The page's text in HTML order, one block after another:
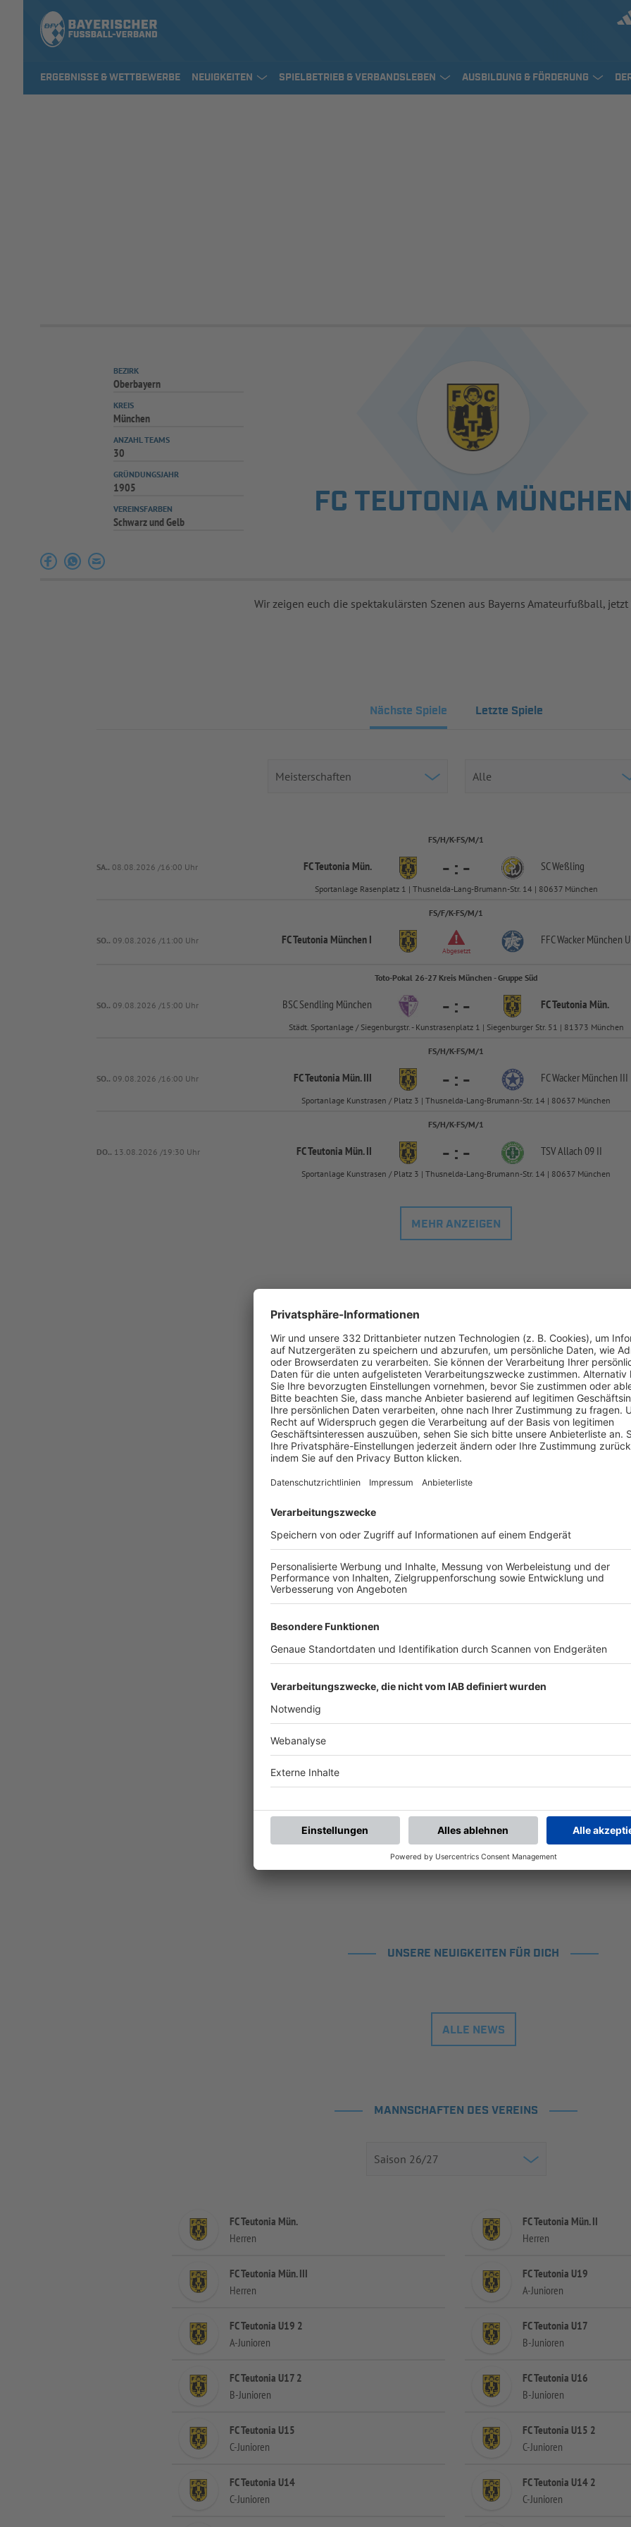
ERGEBNISSE & WETTBEWERBE NEUIGKEITEN SPIELBETRIEB & VERBANDSLEBEN AUSBILDUNG & FÖRDERUNG
FC TEUTONIA MÜNCHEN
BEZIRK
Oberbayern
KREIS
München
ANZAHL TEAMS
30
GRÜNDUNGSJAHR
1905
VEREINSFARBEN
Schwarz und Gelb
Wir zeigen euch die spektakulärsten Szenen aus Bayerns Amateurfußball,
Nächste Spiele Letzte Spiele
FS/H/K-FS/M/1
SA.. 08.08.2026 /16:00 Uhr FC Teutonia Mün. - : - SC Weßling
Sportanlage Rasenplatz 1 | Thusnelda-Lang-Brumann-Str. 14 | 80637 München
FS/F/K-FS/M/1
SO.. 09.08.2026 /11:00 Uhr FC Teutonia München I
Abgesetzt
FFC Wacker München
Toto-Pokal 26-27 Kreis München - Gruppe Süd
SO.. 09.08.2026 /15:00 Uhr BSC Sendling München - : - FC Teutonia Mün.
Städt. Sportanlage / Siegenburgstr. - Kunstrasenplatz 1 | Siegenburger Str. 51 | 81373 München
FS/H/K-FS/M/1
SO.. 09.08.2026 /16:00 Uhr FC Teutonia Mün. III - : - FC Wacker München III
Sportanlage Kunstrasen / Platz 3 | Thusnelda-Lang-Brumann-Str. 14 | 80637 München
FS/H/K-FS/M/1
DO.. 13.08.2026 /19:30 Uhr FC Teutonia Mün. II - : - TSV Allach 09 II
Sportanlage Kunstrasen / Platz 3 | Thusnelda-Lang-Brumann-Str. 14 | 80637 München
MEHR ANZEIGEN
BFV-Widget generieren
Aktuelle Ansicht als
Ganz einfach mit den BFV-
Widgets.
Vereinsspielplan
Alle künftigen Spiele des
als PDF öffnen.
UNSERE NEUIGKEITEN FÜR DICH
ALLE NEWS
MANNSCHAFTEN DES VEREINS
FC Teutonia Mün.
Herren
FC Teutonia Mün. II
Herren
FC Teutonia Mün. III
Herren
FC Teutonia U19
A-Junioren
FC Teutonia U19 2
A-Junioren
FC Teutonia U17
B-Junioren
FC Teutonia U17 2
B-Junioren
FC Teutonia U16
B-Junioren
FC Teutonia U15
C-Junioren
FC Teutonia U15 2
C-Junioren
FC Teutonia U14
C-Junioren
FC Teutonia U14 2
C-Junioren